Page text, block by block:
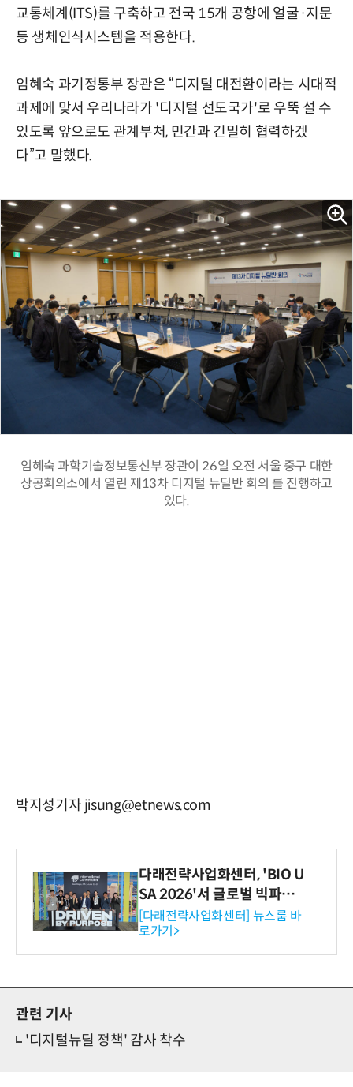
교통체계(ITS)를 구축하고 전국 15개 공항에 얼굴·지문
등 생체인식시스템을 적용한다.
임혜숙 과기정통부 장관은 “디지털 대전환이라는 시대적
과제에 맞서 우리나라가 '디지털 선도국가'로 우뚝 설 수
있도록 앞으로도 관계부처, 민간과 긴밀히 협력하겠
다”고 말했다.
임혜숙 과학기술정보통신부 장관이 26일 오전 서울 중구 대한
상공회의소에서 열린 제13차 디지털 뉴딜반 회의 를 진행하고
있다.
박지성기자 jisung@etnews.com
다래전략사업화센터, 'BIO U
SA 2026'서 글로벌 빅파마
와의 비즈니스 미팅 지원…K
-바이오 해외 진출 교두보 확
보
[다래전략사업화센터] 뉴스룸 바
로가기>
관련 기사
'디지털뉴딜 정책' 감사 착수